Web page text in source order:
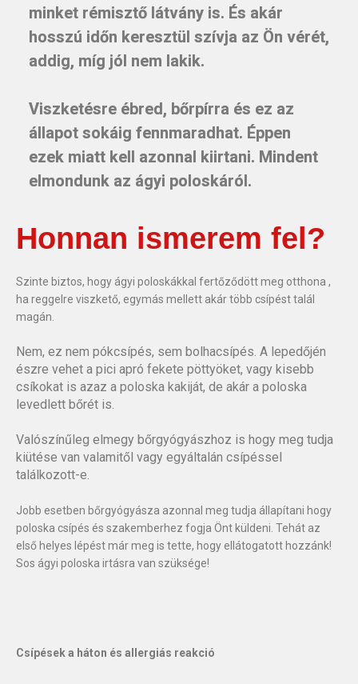
minket rémisztő látvány is. És akár
hosszú időn keresztül szívja az Ön vérét,
addig, míg jól nem lakik.
Viszketésre ébred, bőrpírra és ez az
állapot sokáig fennmaradhat. Éppen
ezek miatt kell azonnal kiirtani. Mindent
elmondunk az ágyi poloskáról.
Honnan ismerem fel?
Szinte biztos, hogy ágyi poloskákkal fertőződött meg otthona ,
ha reggelre viszkető, egymás mellett akár több csípést talál
magán.
Nem, ez nem pókcsípés, sem bolhacsípés. A lepedőjén
észre vehet a pici apró fekete pöttyöket, vagy kisebb
csíkokat is azaz a poloska kakiját, de akár a poloska
levedlett bőrét is.
Valószínűleg elmegy bőrgyógyászhoz is hogy meg tudja
kiütése van valamitől vagy egyáltalán csípéssel
találkozott-e.
Jobb esetben bőrgyógyásza azonnal meg tudja állapítani hogy
poloska csípés és szakemberhez fogja Önt küldeni. Tehát az
első helyes lépést már meg is tette, hogy ellátogatott hozzánk!
Sos ágyi poloska irtásra van szüksége!
Csípések a háton és allergiás reakció